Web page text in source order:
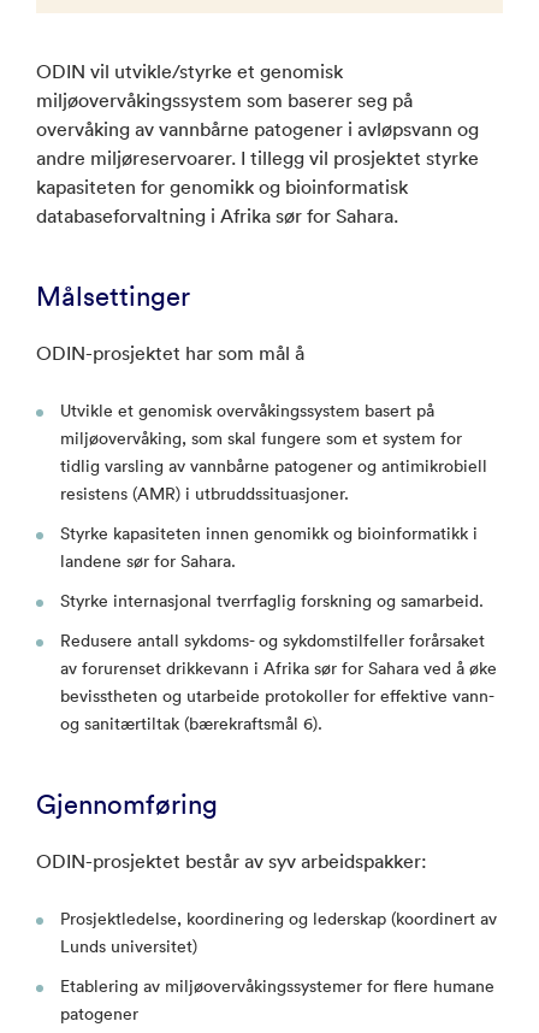
ODIN vil utvikle/styrke et genomisk
miljøovervåkingssystem som baserer seg på
overvåking av vannbårne patogener i avløpsvann og
andre miljøreservoarer. I tillegg vil prosjektet styrke
kapasiteten for genomikk og bioinformatisk
databaseforvaltning i Afrika sør for Sahara.
Målsettinger
ODIN-prosjektet har som mål å
Utvikle et genomisk overvåkingssystem basert på
miljøovervåking, som skal fungere som et system for
tidlig varsling av vannbårne patogener og antimikrobiell
resistens (AMR) i utbruddssituasjoner.
Styrke kapasiteten innen genomikk og bioinformatikk i
landene sør for Sahara.
Styrke internasjonal tverrfaglig forskning og samarbeid.
Redusere antall sykdoms- og sykdomstilfeller forårsaket
av forurenset drikkevann i Afrika sør for Sahara ved å øke
bevisstheten og utarbeide protokoller for effektive vann-
og sanitærtiltak (bærekraftsmål 6).
Gjennomføring
ODIN-prosjektet består av syv arbeidspakker:
Prosjektledelse, koordinering og lederskap (koordinert av
Lunds universitet)
Etablering av miljøovervåkingssystemer for flere humane
patogener